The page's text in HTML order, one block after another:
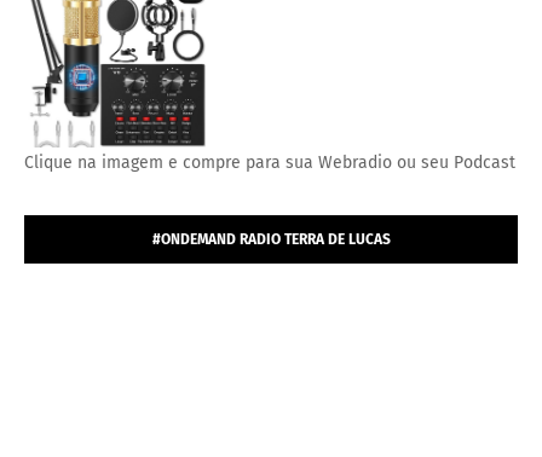
Clique na imagem e compre para sua Webradio ou seu Podcast
#ONDEMAND RADIO TERRA DE LUCAS